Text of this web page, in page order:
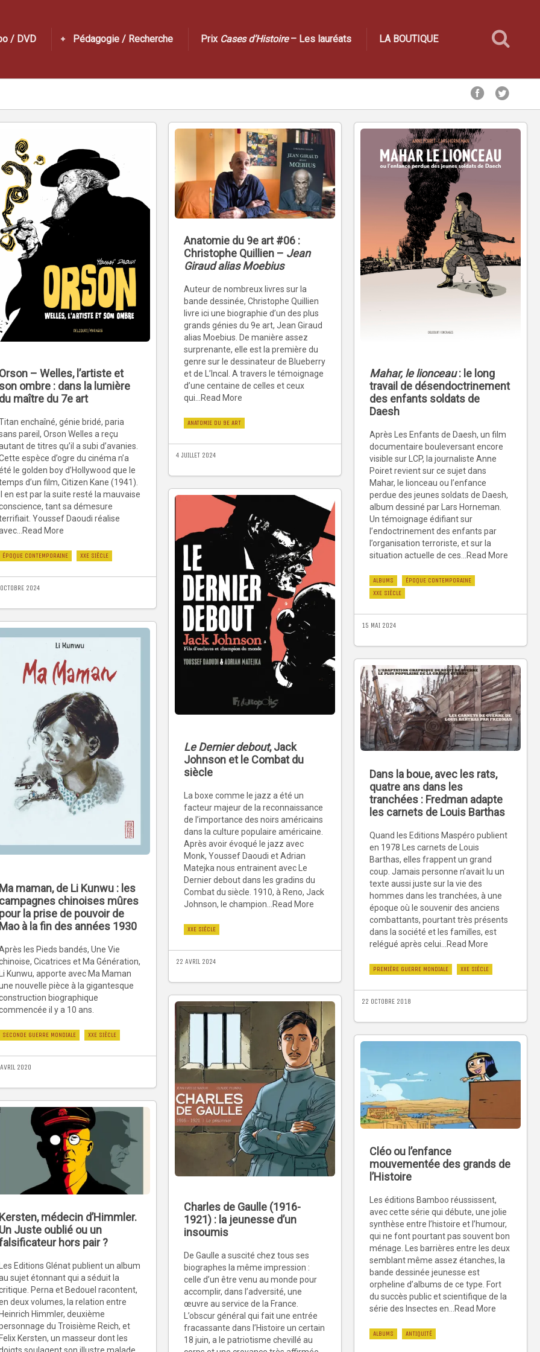
/ DVD Pédagogie / Recherche Prix Cases d’Histoire– Les lauréats LA BOUTIQUE
– Welles, l’artiste et
ombre : dans la lumière
maître du 7e art
enchaîné, génie bridé, paria
pareil, Orson Welles a reçu
de titres qu’il a subi d’avanies.
espèce d’ogre du cinéma n’a
le golden boy d’Hollywood que le
d’un film, Citizen Kane (1941).
en est par la suite resté la mauvaise
tant sa démesure
Youssef Daoudi réalise
More
ÉPOQUE CONTEMPORAINE XXE SIÈCLE
2024
Anatomie du 9e art #06 :
Christophe Quillien – Jean
Giraud alias Moebius
Auteur de nombreux livres sur la
bande dessinée, Christophe Quillien
livre ici une biographie d’un des plus
grands génies du 9e art, Jean Giraud
alias Moebius. De manière assez
surprenante, elle est la première du
genre sur le dessinateur de Blueberry
et de L’Incal. A travers le témoignage
d’une centaine de celles et ceux
qui...Read More
ANATOMIE DU 9E ART
4 JUILLET 2024
Mahar, le lionceau: le long
travail de désendoctrinement
des enfants soldats de
Daesh
Après Les Enfants de Daesh, un film
documentaire bouleversant encore
visible sur LCP, la journaliste Anne
Poiret revient sur ce sujet dans
Mahar, le lionceau ou l’enfance
perdue des jeunes soldats de Daesh,
album dessiné par Lars Horneman.
Un témoignage édifiant sur
l’endoctrinement des enfants par
l’organisation terroriste, et sur la
situation actuelle de ces...Read More
ALBUMS
ÉPOQUE CONTEMPORAINE
XXE SIÈCLE
15 MAI 2024
Le Dernier debout, Jack
Johnson et le Combat du
siècle
La boxe comme le jazz a été un
facteur majeur de la reconnaissance
de l’importance des noirs américains
dans la culture populaire américaine.
Après avoir évoqué le jazz avec
Monk, Youssef Daoudi et Adrian
Matejka nous entrainent avec Le
Dernier debout dans les gradins du
Combat du siècle. 1910, à Reno, Jack
Johnson, le champion...Read More
XXE SIÈCLE
22 AVRIL 2024
maman, de Li Kunwu : les
chinoises mûres
la prise de pouvoir de
à la fin des années 1930
les Pieds bandés, Une Vie
Cicatrices et Ma Génération,
Kunwu, apporte avec Ma Maman
nouvelle pièce à la gigantesque
biographique
il y a 10 ans.
SECONDE GUERRE MONDIALE XXE SIÈCLE
2020
Dans la boue, avec les rats,
quatre ans dans les
tranchées : Fredman adapte
les carnets de Louis Barthas
Quand les Editions Maspéro publient
en 1978 Les carnets de Louis
Barthas, elles frappent un grand
coup. Jamais personne n’avait lu un
texte aussi juste sur la vie des
hommes dans les tranchées, à une
époque où le souvenir des anciens
combattants, pourtant très présents
dans la société et les familles, est
relégué après celui...Read More
PREMIÈRE GUERRE MONDIALE XXE SIÈCLE
22 OCTOBRE 2018
Charles de Gaulle (1916-
1921) : la jeunesse d’un
insoumis
De Gaulle a suscité chez tous ses
biographes la même impression :
celle d’un être venu au monde pour
accomplir, dans l’adversité, une
œuvre au service de la France.
L’obscur général qui fait une entrée
fracassante dans l’Histoire un certain
18 juin, a le patriotisme chevillé au
Cléo ou l’enfance
mouvementée des grands de
l’Histoire
Les éditions Bamboo réussissent,
avec cette série qui débute, une jolie
synthèse entre l’histoire et l’humour,
qui ne font pourtant pas souvent bon
ménage. Les barrières entre les deux
semblant même assez étanches, la
bande dessinée jeunesse est
orpheline d’albums de ce type. Fort
du succès public et scientifique de la
série des Insectes en...Read More
ALBUMS ANTIQUITÉ
médecin d’Himmler.
Juste oublié ou un
hors pair ?
Editions Glénat publient un album
sujet étonnant qui a séduit la
Perna et Bedouel racontent,
deux volumes, la relation entre
Himmler, deuxième
du Troisième Reich, et
Kersten, un masseur dont les